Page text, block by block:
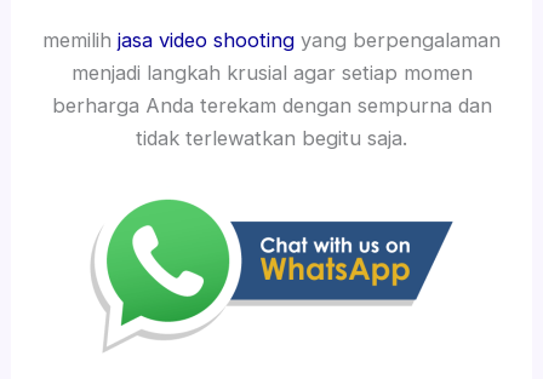
memilih jasa video shooting yang berpengalaman
menjadi langkah krusial agar setiap momen
berharga Anda terekam dengan sempurna dan
tidak terlewatkan begitu saja.